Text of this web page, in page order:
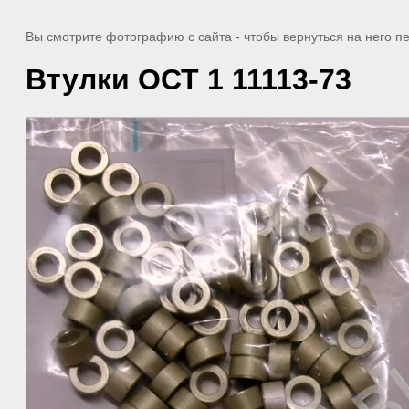
Вы смотрите фотографию с сайта - чтобы вернуться на него
Втулки ОСТ 1 11113-73